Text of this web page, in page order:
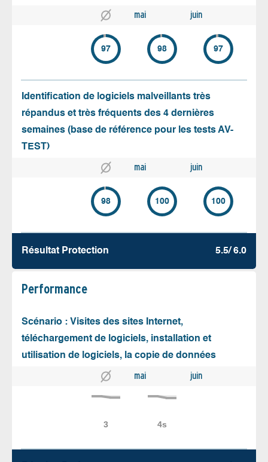
mai juin
97 98 97
Identification de logiciels malveillants très
répandus et très fréquents des 4 dernières
semaines (base de référence pour les tests AV-
TEST)
mai juin
98 100 100
Résultat Protection 5.5/ 6.0
Performance
Scénario : Visites des sites Internet,
téléchargement de logiciels, installation et
utilisation de logiciels, la copie de données
mai juin